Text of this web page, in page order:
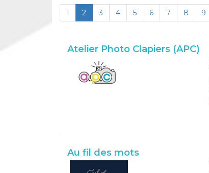
1 2 (current)
3 4 5 6 7 8 9
Atelier Photo Clapiers (APC)
Au fil des mots